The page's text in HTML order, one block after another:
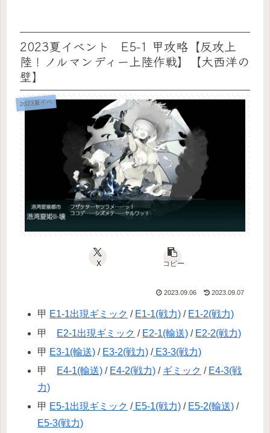
2023夏イベント E5-1 甲攻略【反攻上
陸！ノルマンディー上陸作戦】【大西洋の
壁】
2023夏イベ
X コピー
2023.09.06 2023.09.07
甲 E1-1出現ギミック / E1-1(戦力) / E1-2(戦力)
甲
E2-1出現ギミック / E2-1(輸送) / E2-2(戦力)
甲 E3-1(輸送) / E3-2(戦力) /E3-3(戦力)
甲
E4-1(輸送) / E4-2(戦力) / ギミック / E4-3(戦
力)
甲 E5-1出現ギミック /E5-1(戦力) / E5-2(輸送) /
E5-3(戦力)